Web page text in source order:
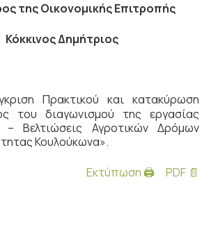
της Οικονομικής Επιτροπής
Κόκκινος Δημήτριος
Πρακτικού και κατακύρωση
του διαγωνισμού της εργασίας
– Βελτιώσεις Αγροτικών Δρόμων
Κουλούκωνα».
Εκτύπωση 🖨
PDF 📄